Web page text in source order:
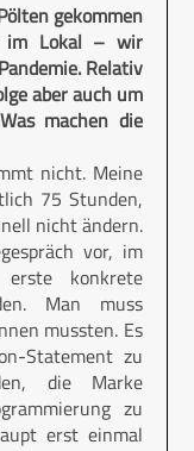
gekommen
im Lokal – wir
Relativ
aber auch um
machen die
nicht. Meine
75 Stunden,
nicht ändern.
vor, im
konkrete
Man muss
mussten. Es
Statement zu
die Marke
zu
erst einmal